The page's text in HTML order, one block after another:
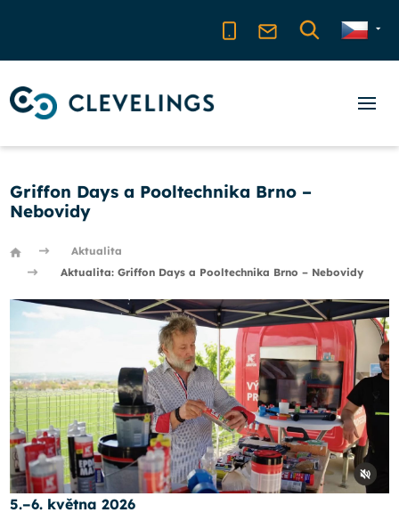
Griffon Days a Pooltechnika Brno –
Nebovidy
Aktualita
Aktualita: Griffon Days a Pooltechnika Brno – Nebovidy
5.–6. května 2026